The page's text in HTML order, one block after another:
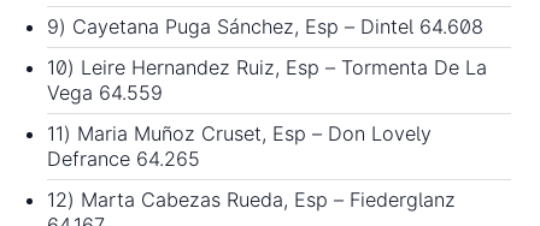
9) Cayetana Puga Sánchez, Esp – Dintel 64.608
10) Leire Hernandez Ruiz, Esp – Tormenta De La
Vega 64.559
11) Maria Muñoz Cruset, Esp – Don Lovely
Defrance 64.265
12) Marta Cabezas Rueda, Esp – Fiederglanz